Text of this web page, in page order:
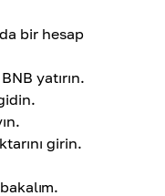
bir hesap
yatırın.
girin.